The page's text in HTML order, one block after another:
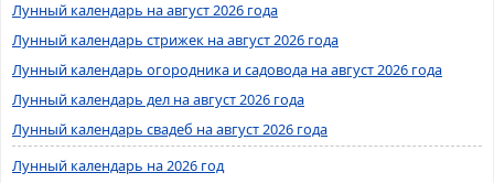
Лунный календарь на август 2026 года
Лунный календарь стрижек на август 2026 года
Лунный календарь огородника и садовода на август 2026 года
Лунный календарь дел на август 2026 года
Лунный календарь свадеб на август 2026 года
Лунный календарь на 2026 год